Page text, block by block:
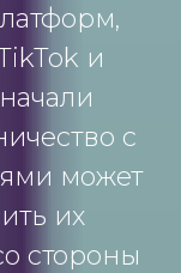
и
с
может
их
стороны